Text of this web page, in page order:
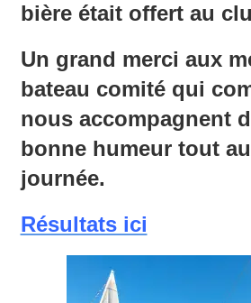
bière était offert au
Un grand merci aux
bateau comité qui
nous accompagnent
bonne humeur tout
journée.
Résultats ici